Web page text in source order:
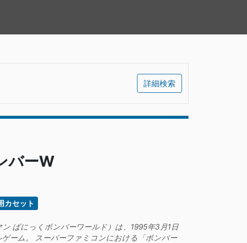
詳細検索
バーW
カセット
ぱにっくボンバーワールド）は、1995年3月1日
ーム。 スーパーファミコンにおける「ボンバー